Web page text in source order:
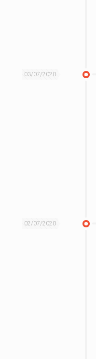
03/07/2020
02/07/2020